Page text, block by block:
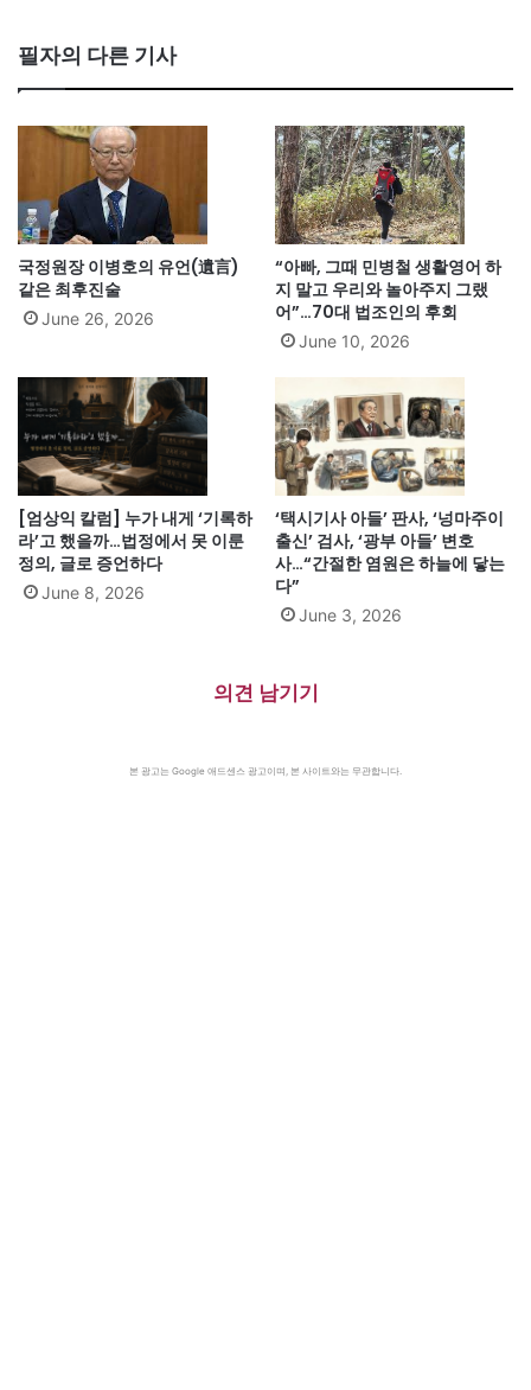
필자의 다른 기사
국정원장 이병호의 유언(遺言)
같은 최후진술
June 26, 2026
“아빠, 그때 민병철 생활영어 하
지 말고 우리와 놀아주지 그랬
어”…70대 법조인의 후회
June 10, 2026
[엄상익 칼럼] 누가 내게 ‘기록하
라’고 했을까…법정에서 못 이룬
정의, 글로 증언하다
June 8, 2026
‘택시기사 아들’ 판사, ‘넝마주이
출신’ 검사, ‘광부 아들’ 변호
사…“간절한 염원은 하늘에 닿는
다”
June 3, 2026
의견 남기기
본 광고는 Google 애드센스 광고이며, 본 사이트와는 무관합니다.